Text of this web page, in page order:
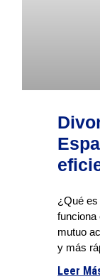
¿Qué
funciona
mutuo
y más
Leer